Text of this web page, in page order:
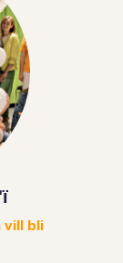
vill bli